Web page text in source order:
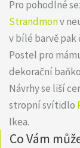
Pro pohodlné
Strandmonv
v bílé barvě pak
Postel pro
dekorační
Návrhy se liší
stropní svítidlo
Ikea.
Co Vám